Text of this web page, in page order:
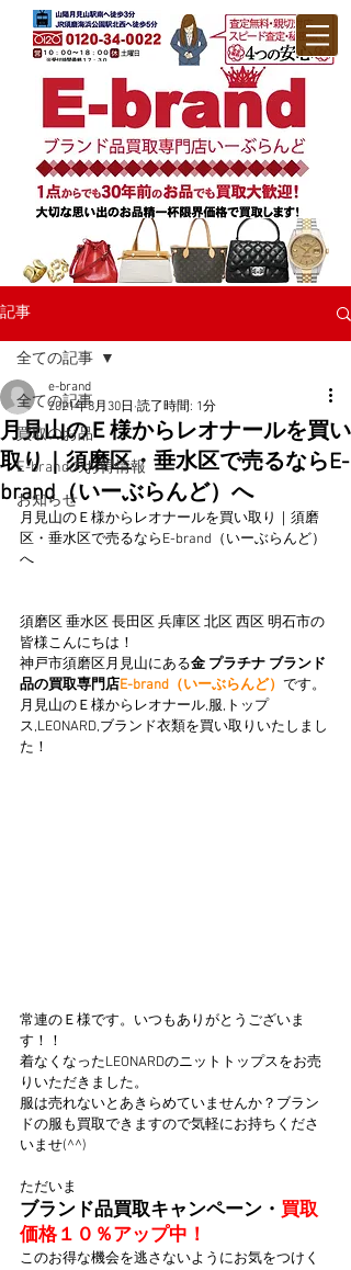
記事
全ての記事
買取のお品
E-brandのお得情報
お知らせ
全ての記事
月見山のＥ様からレオナールを買い
取り｜須磨区・垂水区で売るならE-
brand（いーぶらんど）へ
e-brand
2021年8月30日 読了時間: 1分
月見山のＥ様からレオナールを買い取り｜須磨
区・垂水区で売るならE-brand（いーぶらんど）
へ
須磨区 垂水区 長田区 兵庫区 北区 西区 明石市の
皆様こんにちは！
神戸市須磨区月見山にある金 プラチナ ブランド
品の買取専門店E-brand（いーぶらんど） です。
月見山のＥ様からレオナール,服,トップ
ス,LEONARD,ブランド衣類を買い取りいたしまし
た！
常連のＥ様です。いつもありがとうございま
す！！
着なくなったLEONARDのニットトップスをお売
りいただきました。
服は売れないとあきらめていませんか？ブラン
ドの服も買取できますので気軽にお持ちくださ
いませ(^^)
ただいま
ブランド品買取キャンペーン・ 買取
価格１０％アップ中！
このお得な機会を逃さないようにお気をつけく